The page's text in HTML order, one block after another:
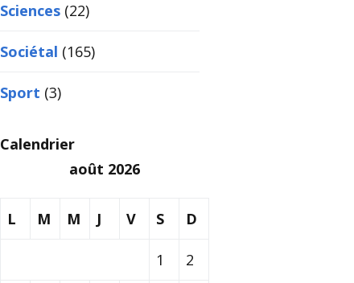
Sciences (22)
Sociétal (165)
Sport (3)
Calendrier
août 2026
L M M J V S D
1 2